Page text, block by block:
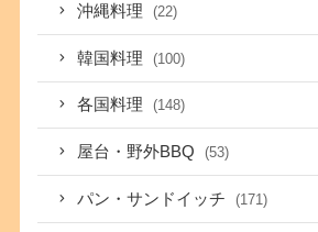
沖縄料理 (22)
韓国料理 (100)
各国料理 (148)
屋台・野外BBQ (53)
パン・サンドイッチ (171)